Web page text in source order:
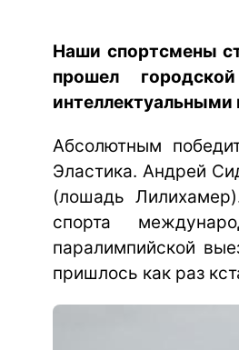
Наши спортсмены
прошел
Абсолютным
Эластика. Андрей
(лошадь
спорта
паралимпийской
пришлось как раз